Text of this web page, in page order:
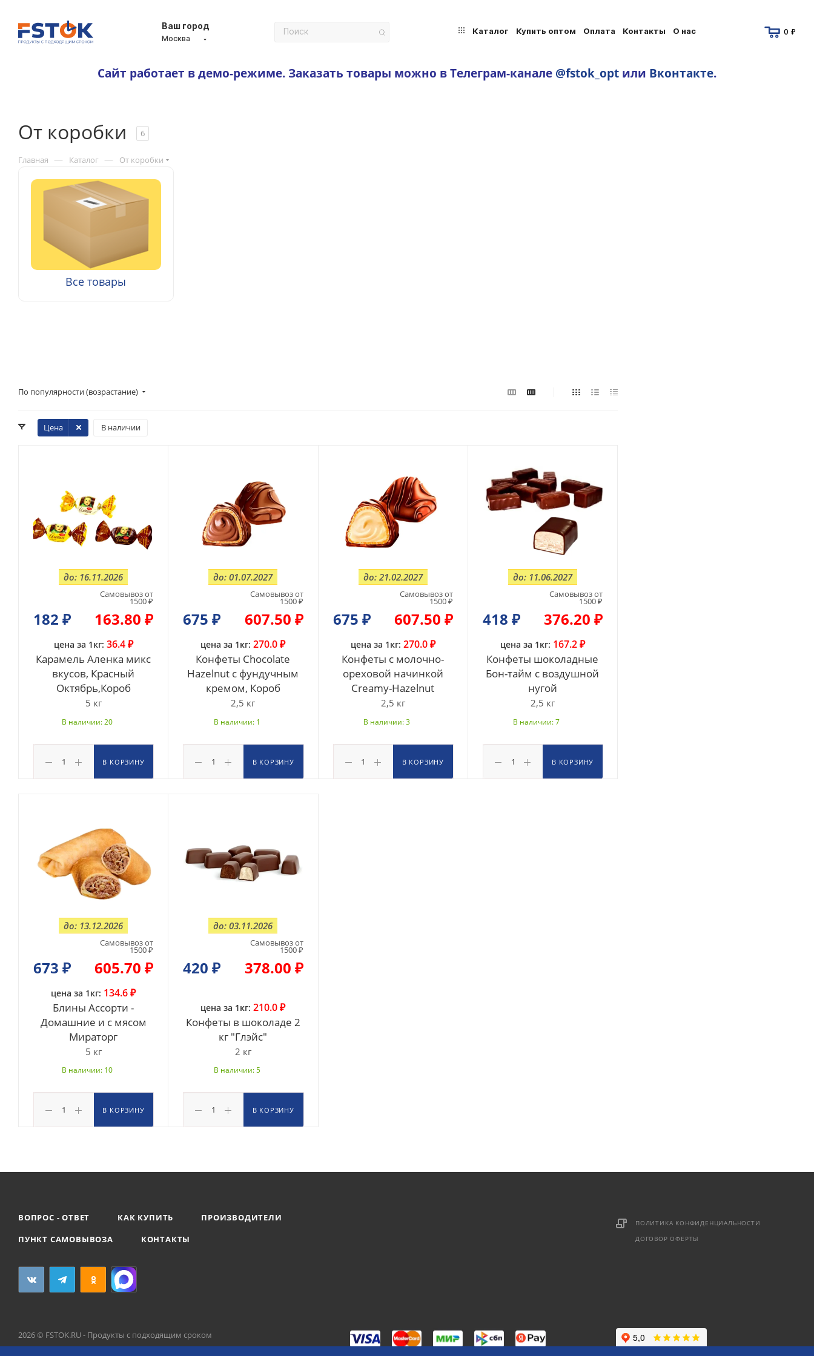
Ваш город
Москва
Каталог Купить оптом Оплата Контакты О нас 0 ₽
Сайт работает в демо-режиме. Заказать товары можно в Телеграм-канале @fstok_opt или Вконтакте.
От коробки 6
Главная — Каталог — От коробки
Все товары
По популярности (возрастание)
Цена В наличии
182 ₽
Самовывоз от
1500 ₽
163.80 ₽
цена за 1кг: 36.4 ₽
Карамель Аленка микс
вкусов, Красный
Октябрь,Короб
до: 16.11.2026
5 кг
В наличии: 20
В КОРЗИНУ
675 ₽
Самовывоз от
1500 ₽
607.50 ₽
цена за 1кг: 270.0 ₽
Конфеты Chocolate
Hazelnut с фундучным
кремом, Короб
до: 01.07.2027
2,5 кг
В наличии: 1
В КОРЗИНУ
675 ₽
Самовывоз от
1500 ₽
607.50 ₽
цена за 1кг: 270.0 ₽
Конфеты с молочно-
ореховой начинкой
Creamy-Hazelnut
до: 21.02.2027
2,5 кг
В наличии: 3
В КОРЗИНУ
418 ₽
Самовывоз от
1500 ₽
376.20 ₽
цена за 1кг: 167.2 ₽
Конфеты шоколадные
Бон-тайм с воздушной
нугой
до: 11.06.2027
2,5 кг
В наличии: 7
В КОРЗИНУ
673 ₽
Самовывоз от
1500 ₽
605.70 ₽
цена за 1кг: 134.6 ₽
Блины Ассорти -
Домашние и с мясом
Мираторг
до: 13.12.2026
5 кг
В наличии: 10
В КОРЗИНУ
420 ₽
Самовывоз от
1500 ₽
378.00 ₽
цена за 1кг: 210.0 ₽
Конфеты в шоколаде 2
кг "Глэйс"
до: 03.11.2026
2 кг
В наличии: 5
В КОРЗИНУ
ВОПРОС - ОТВЕТ КАК КУПИТЬ
ПРОИЗВОДИТЕЛИ
ПУНКТ САМОВЫВОЗА
КОНТАКТЫ
ПОЛИТИКА КОНФИДЕНЦИАЛЬНОСТИ
ДОГОВОР ОФЕРТЫ
2026 © FSTOK.RU - Продукты с подходящим сроком